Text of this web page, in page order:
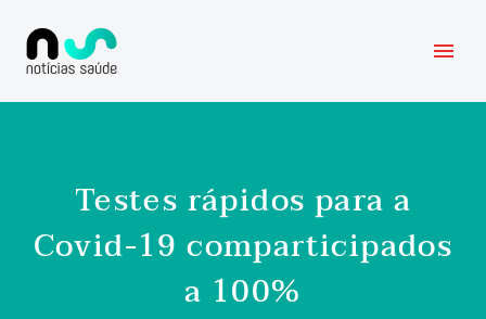
Testes rápidos para a
Covid-19 comparticipados
a 100%